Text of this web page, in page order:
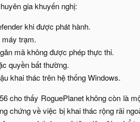
gia khuyến nghị:​
khi được phát hành.​
trạm.​
mã không được phép thực thi.​
quyền bất thường.​
khai thác trên hệ thống Windows.​
cho thấy RoguePlanet không còn là
chứng về việc bị khai thác rộng rãi